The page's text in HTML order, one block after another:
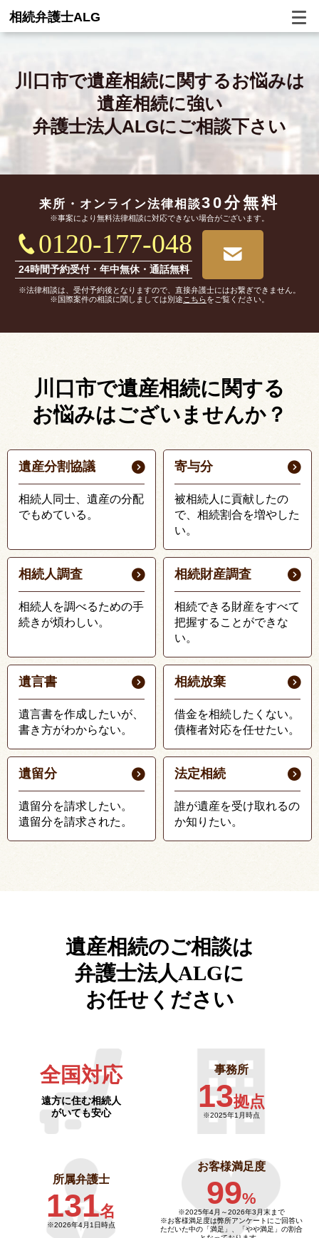
相続弁護士ALG
川口市で遺産相続に関するお悩みは
遺産相続に強い
弁護士法人ALGにご相談下さい
来所・オンライン法律相談30分無料
※事案により無料法律相談に対応できない場合がございます。
0120-177-048
24時間予約受付・年中無休・通話無料
※法律相談は、受付予約後となりますので、直接弁護士にはお繋ぎできません。
※国際案件の相談に関しましては別途 こちらをご覧ください。
川口市で遺産相続に関する
お悩みはございませんか？
遺産分割協議
相続人同士、遺産の分配
でもめている。
寄与分
被相続人に貢献したの
で、相続割合を増やした
い。
相続人調査
相続人を調べるための手
続きが煩わしい。
相続財産調査
相続できる財産をすべて
把握することができな
い。
遺言書
遺言書を作成したいが、
書き方がわからない。
相続放棄
借金を相続したくない。
債権者対応を任せたい。
遺留分
遺留分を請求したい。
遺留分を請求された。
法定相続
誰が遺産を受け取れるの
か知りたい。
遺産相続のご相談は
弁護士法人ALGに
お任せください
全国対応
遠方に住む相続人
がいても安心
事務所
13拠点
※2025年1月時点
所属弁護士
131名
※2026年4月1日時点
お客様満足度
99%
※2025年4月～2026年3月末まで
※お客様満足度は弊所アンケートにご回答い
ただいた中の「満足」、「やや満足」の割合